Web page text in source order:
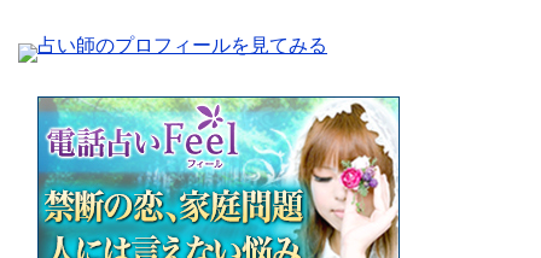
占い師のプロフィールを見てみる